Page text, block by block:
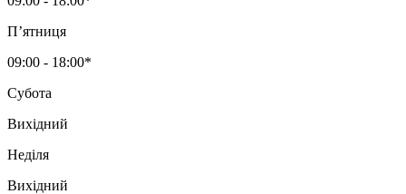
Пʼятниця
09:00 - 18:00*
Субота
Вихідний
Неділя
Вихідний